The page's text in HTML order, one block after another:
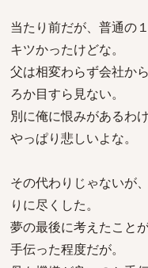
当たり前だが、普通の
キツかったけどな。
父は相変わらず会社か
ろか目すら見ない。
別に俺に恨みがあるわ
やっぱり悲しいよな。
その代わりじゃないが
りに尽くした。
夢の最後に考えたこと
手伝った程度だが。